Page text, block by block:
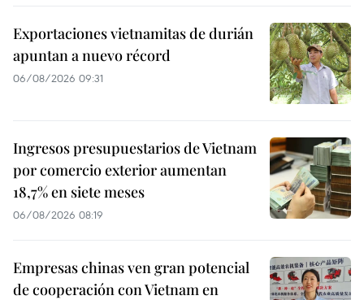
Exportaciones vietnamitas de durián
apuntan a nuevo récord
06/08/2026 09:31
Ingresos presupuestarios de Vietnam
por comercio exterior aumentan
18,7% en siete meses
06/08/2026 08:19
Empresas chinas ven gran potencial
de cooperación con Vietnam en